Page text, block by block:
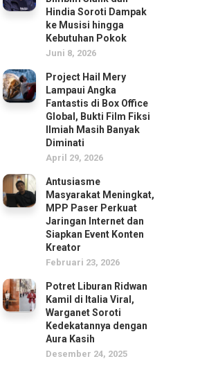
Hindia Soroti Dampak
ke Musisi hingga
Kebutuhan Pokok
Juni 8, 2026
Project Hail Mery
Lampaui Angka
Fantastis di Box Office
Global, Bukti Film Fiksi
Ilmiah Masih Banyak
Diminati
April 29, 2026
Antusiasme
Masyarakat Meningkat,
MPP Paser Perkuat
Jaringan Internet dan
Siapkan Event Konten
Kreator
Februari 23, 2026
Potret Liburan Ridwan
Kamil di Italia Viral,
Warganet Soroti
Kedekatannya dengan
Aura Kasih
Desember 24, 2025